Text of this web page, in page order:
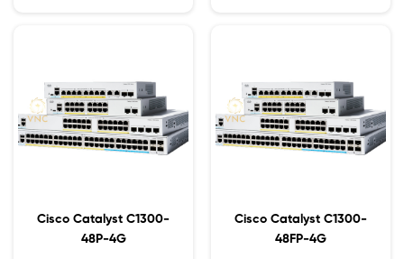
Cisco Catalyst C1300-
48P-4G
Cisco Catalyst C1300-
48FP-4G